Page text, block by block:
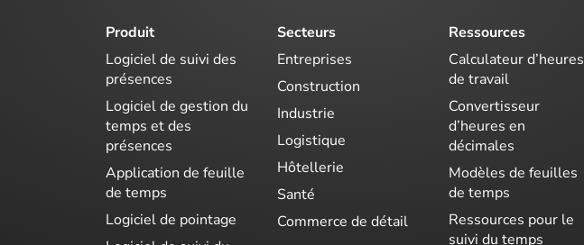
Produit
Logiciel de suivi des
présences
Logiciel de gestion du
temps et des
présences
Application de feuille
de temps
Logiciel de pointage
Secteurs
Entreprises
Construction
Industrie
Logistique
Hôtellerie
Santé
Commerce de détail
Ressources
Calculateur d’heures
de travail
Convertisseur
d’heures en
décimales
Modèles de feuilles
de temps
Ressources pour le
suivi du temps